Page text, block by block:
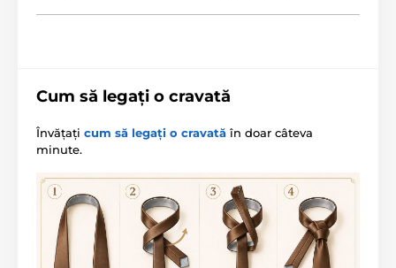
Cum să legați o cravată
Învățați cum să legați o cravată în doar câteva
minute.